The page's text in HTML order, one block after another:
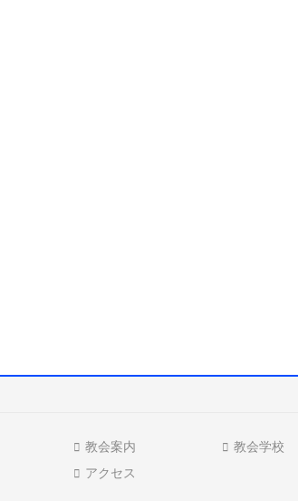
教会案内 教会学校
アクセス